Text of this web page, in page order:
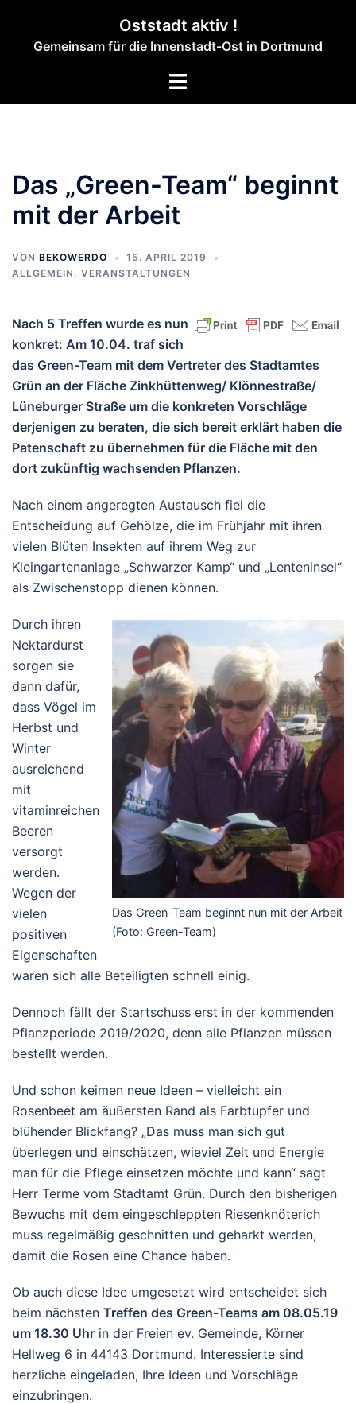
springen
Oststadt aktiv !
Gemeinsam für die Innenstadt-Ost in Dortmund
Menü
Das „Green-Team“ beginnt
mit der Arbeit
VON BEKOWERDO
15. APRIL 2019
ALLGEMEIN , VERANSTALTUNGEN
Nach 5 Treffen wurde es nun
konkret: Am 10.04. traf sich
das Green-Team mit dem Vertreter des Stadtamtes
Grün an der Fläche Zinkhüttenweg/ Klönnestraße/
Lüneburger Straße um die konkreten Vorschläge
derjenigen zu beraten, die sich bereit erklärt haben die
Patenschaft zu übernehmen für die Fläche mit den
dort zukünftig wachsenden Pflanzen.
Nach einem angeregten Austausch fiel die
Entscheidung auf Gehölze, die im Frühjahr mit ihren
vielen Blüten Insekten auf ihrem Weg zur
Kleingartenanlage „Schwarzer Kamp“ und „Lenteninsel“
als Zwischenstopp dienen können.
Das Green-Team beginnt nun mit der Arbeit
(Foto: Green-Team)
Durch ihren
Nektardurst
sorgen sie
dann dafür,
dass Vögel im
Herbst und
Winter
ausreichend
mit
vitaminreichen
Beeren
versorgt
werden.
Wegen der
vielen
positiven
Eigenschaften
waren sich alle Beteiligten schnell einig.
Dennoch fällt der Startschuss erst in der kommenden
Pflanzperiode 2019/2020, denn alle Pflanzen müssen
bestellt werden.
Und schon keimen neue Ideen – vielleicht ein
Rosenbeet am äußersten Rand als Farbtupfer und
blühender Blickfang? „Das muss man sich gut
überlegen und einschätzen, wieviel Zeit und Energie
man für die Pflege einsetzen möchte und kann“ sagt
Herr Terme vom Stadtamt Grün. Durch den bisherigen
Bewuchs mit dem eingeschleppten Riesenknöterich
muss regelmäßig geschnitten und geharkt werden,
damit die Rosen eine Chance haben.
Ob auch diese Idee umgesetzt wird entscheidet sich
beim nächsten Treffen des Green-Teams am 08.05.19
um 18.30 Uhr in der Freien ev. Gemeinde, Körner
Hellweg 6 in 44143 Dortmund. Interessierte sind
herzliche eingeladen, Ihre Ideen und Vorschläge
einzubringen.